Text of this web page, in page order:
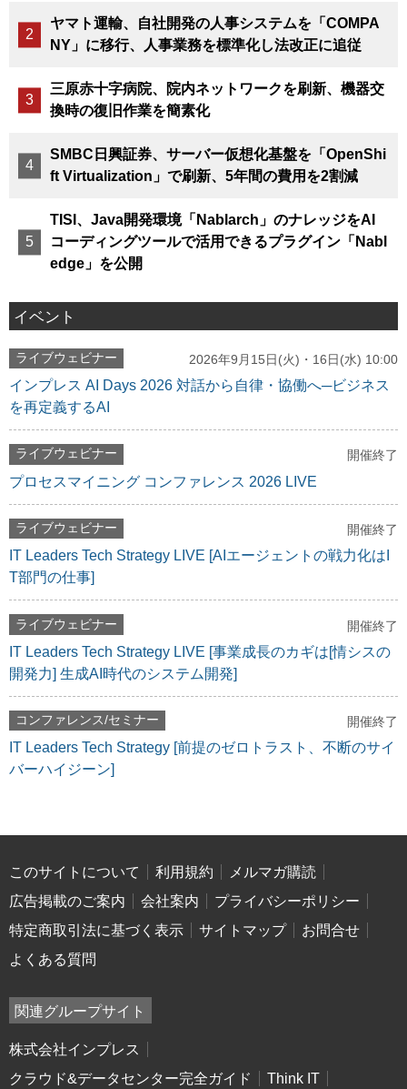
ヤマト運輸、自社開発の人事システムを「COMPA
NY」に移行、人事業務を標準化し法改正に追従
三原赤十字病院、院内ネットワークを刷新、機器交
換時の復旧作業を簡素化
SMBC日興証券、サーバー仮想化基盤を「OpenShi
ft Virtualization」で刷新、5年間の費用を2割減
TISI、Java開発環境「Nablarch」のナレッジをAI
コーディングツールで活用できるプラグイン「Nabl
edge」を公開
イベント
ライブウェビナー 2026年9月15日(火)・16日(水) 10:00
インプレス AI Days 2026 対話から自律・協働へ─ビジネス
を再定義するAI
ライブウェビナー 開催終了
プロセスマイニング コンファレンス 2026 LIVE
ライブウェビナー 開催終了
IT Leaders Tech Strategy LIVE [AIエージェントの戦力化はI
T部門の仕事]
ライブウェビナー 開催終了
IT Leaders Tech Strategy LIVE [事業成長のカギは[情シスの
開発力] 生成AI時代のシステム開発]
コンファレンス/セミナー 開催終了
IT Leaders Tech Strategy [前提のゼロトラスト、不断のサイ
バーハイジーン]
このサイトについて 利用規約
メルマガ購読
広告掲載のご案内
会社案内
プライバシーポリシー
特定商取引法に基づく表示
サイトマップ
お問合せ
よくある質問
関連グループサイト
株式会社インプレス
クラウド&データセンター完全ガイド
Think IT